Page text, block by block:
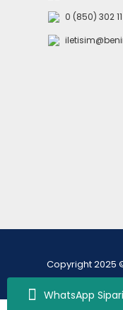
WhatsApp
0 (850) 302
Copyright 2025